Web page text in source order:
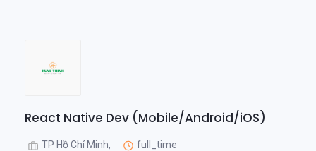
React Native Dev (Mobile/Android/iOS)
TP Hồ Chí Minh, full_time